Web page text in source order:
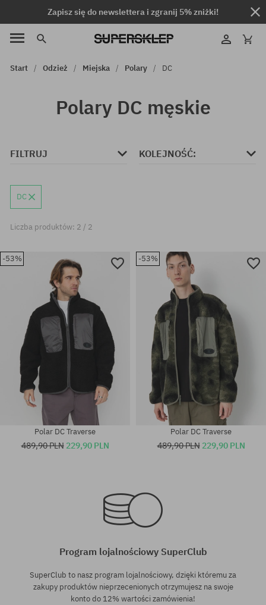
Zapisz się do newslettera i zgranij 5% zniżki!
Start Odzież Miejska Polary DC
Polary DC męskie
FILTRUJ KOLEJNOŚĆ:
DC
Liczba produktów: 2 / 2
-53%
Polar DC Traverse
489,90 PLN 229,90 PLN
-53%
Polar DC Traverse
489,90 PLN 229,90 PLN
Program lojalnościowy SuperClub
SuperClub to nasz program lojalnościowy, dzięki któremu za
zakupy produktów nieprzecenionych otrzymujesz na swoje
konto do 12% wartości zamówienia!